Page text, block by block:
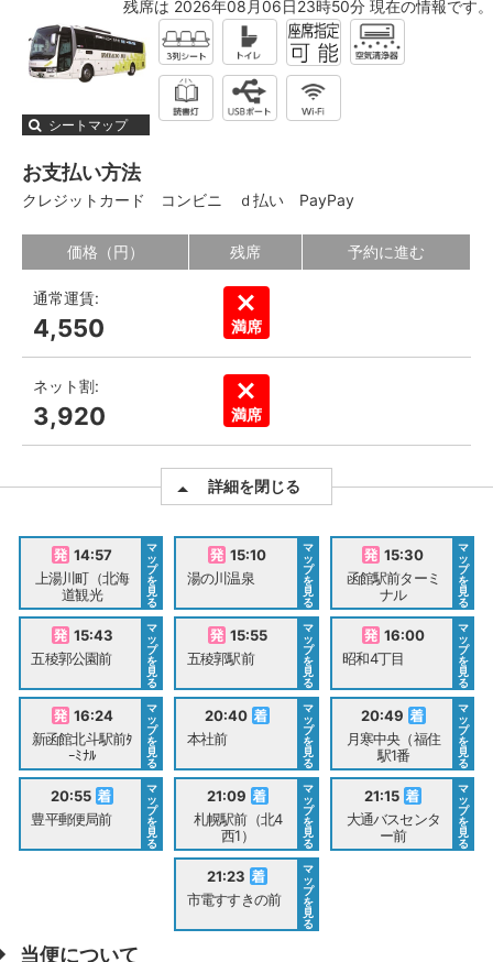
残席は 2026年08月06日23時50分 現在の情報です。
シートマップ
お支払い方法
クレジットカード コンビニ ｄ払い PayPay
価格（円） 残席 予約に進む
通常運賃:
4,550 満席
ネット割:
3,920 満席
詳細を閉じる
14:57
上湯川町（北海
道観光
マ
ッ
プ
を
見
る
15:10
湯の川温泉
マ
ッ
プ
を
見
る
15:30
函館駅前ターミ
ナル
マ
ッ
プ
を
見
る
15:43
五稜郭公園前
マ
ッ
プ
を
見
る
15:55
五稜郭駅前
マ
ッ
プ
を
見
る
16:00
昭和4丁目
マ
ッ
プ
を
見
る
16:24
新函館北斗駅前ﾀ
ｰﾐﾅﾙ
マ
ッ
プ
を
見
る
20:40
本社前
マ
ッ
プ
を
見
る
20:49
月寒中央（福住
駅1番
マ
ッ
プ
を
見
る
20:55
豊平郵便局前
マ
ッ
プ
を
見
る
21:09
札幌駅前（北4
西1）
マ
ッ
プ
を
見
る
21:15
大通バスセンタ
ー前
マ
ッ
プ
を
見
る
21:23
市電すすきの前
マ
ッ
プ
を
見
る
当便について